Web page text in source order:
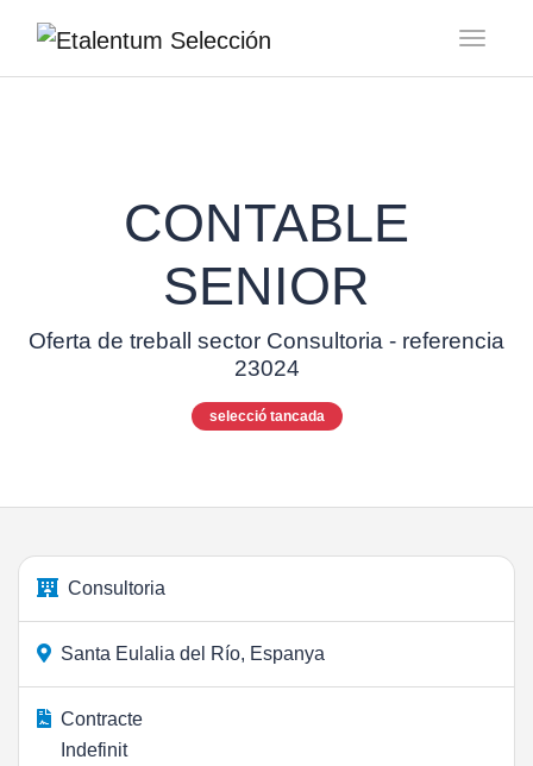
CONTABLE
SENIOR
Oferta de treball sector Consultoria - referencia
23024
selecció tancada
Consultoria
Santa Eulalia del Río, Espanya
Contracte
Indefinit